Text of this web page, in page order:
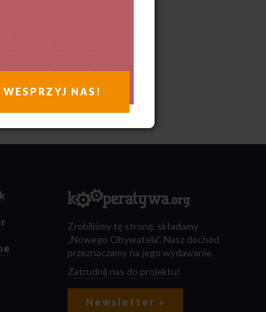
Zrobiliśmy tę stronę, składamy
„Nowego Obywatela”. Nasz dochód
przeznaczamy na jego wydawanie.
Zatrudnij nas do projektu!
Newsletter »
WESPRZYJ NAS!